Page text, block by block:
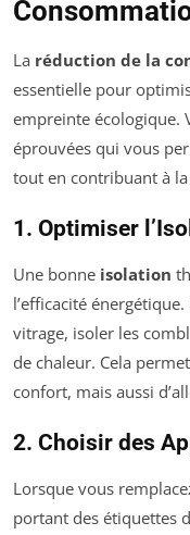
La réduction de la
essentielle pour
empreinte écologique.
éprouvées qui vous
tout en contribuant à
1. Optimiser
Une bonne isolation
l’efficacité
vitrage, isoler les
de chaleur. Cela
confort, mais aussi
2. Choisir des
Lorsque vous
portant des étiquettes